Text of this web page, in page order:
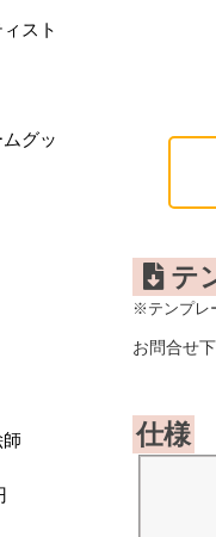
テ
※テンプレ
お問合せ
仕様
スト
グッ